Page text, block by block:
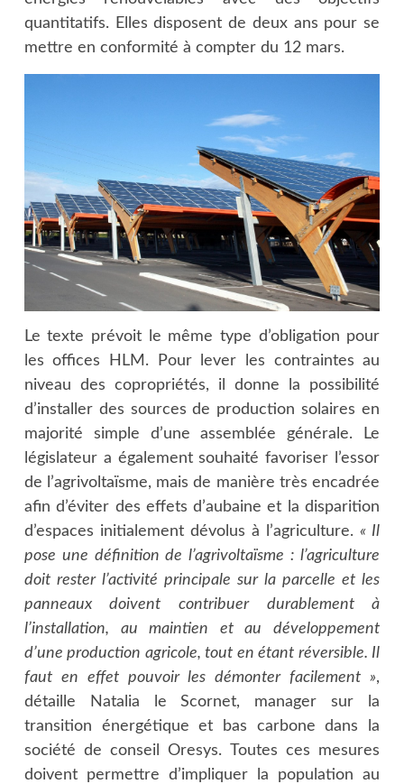
quantitatifs. Elles disposent de deux ans pour se
mettre en conformité à compter du 12 mars.
Le texte prévoit le même type d’obligation pour
les offices HLM. Pour lever les contraintes au
niveau des copropriétés, il donne la possibilité
d’installer des sources de production solaires en
majorité simple d’une assemblée générale. Le
législateur a également souhaité favoriser l’essor
de l’agrivoltaïsme, mais de manière très encadrée
afin d’éviter des effets d’aubaine et la disparition
d’espaces initialement dévolus à l’agriculture.« Il
pose une définition de l’agrivoltaïsme : l’agriculture
doit rester l’activité principale sur la parcelle et les
panneaux doivent contribuer durablement à
l’installation, au maintien et au développement
d’une production agricole, tout en étant réversible. Il
faut en effet pouvoir les démonter facilement »,
détaille Natalia le Scornet, manager sur la
transition énergétique et bas carbone dans la
société de conseil Oresys. Toutes ces mesures
doivent permettre d’impliquer la population au